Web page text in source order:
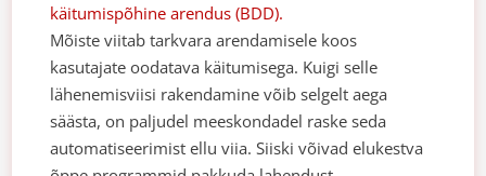
käitumispõhine arendus (BDD).
Mõiste viitab tarkvara arendamisele koos
kasutajate oodatava käitumisega. Kuigi selle
lähenemisviisi rakendamine võib selgelt aega
säästa, on paljudel meeskondadel raske seda
automatiseerimist ellu viia. Siiski võivad elukestva